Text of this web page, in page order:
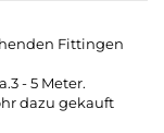
Fittingen
- 5 Meter.
dazu gekauft